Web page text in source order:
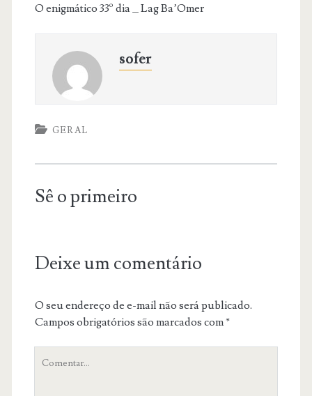
O enigmático 33º dia _ Lag Ba’Omer
sofer
GERAL
Sê o primeiro
Deixe um comentário
O seu endereço de e-mail não será publicado.
Campos obrigatórios são marcados com*